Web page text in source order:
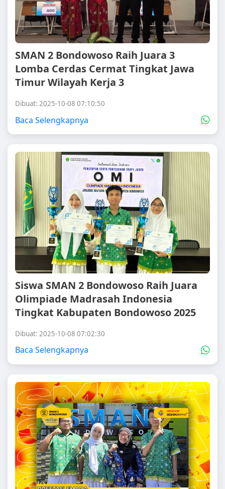
SMAN 2 Bondowoso Raih Juara 3
Lomba Cerdas Cermat Tingkat Jawa
Timur Wilayah Kerja 3
Dibuat: 2025-10-08 07:10:50
Baca Selengkapnya
Siswa SMAN 2 Bondowoso Raih Juara
Olimpiade Madrasah Indonesia
Tingkat Kabupaten Bondowoso 2025
Dibuat: 2025-10-08 07:02:30
Baca Selengkapnya